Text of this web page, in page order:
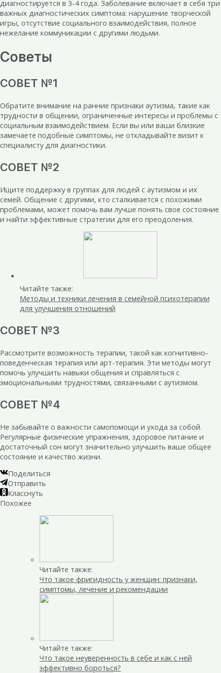
диагностируется в 3-4 года. Заболевание включает в себя три
важных диагностических симптома: нарушение творческой
игры, отсутствие социального взаимодействия, полное
нежелание коммуникации с другими людьми.
Советы
СОВЕТ №1
Обратите внимание на ранние признаки аутизма, такие как
трудности в общении, ограниченные интересы и проблемы с
социальным взаимодействием. Если вы или ваши близкие
замечаете подобные симптомы, не откладывайте визит к
специалисту для диагностики.
СОВЕТ №2
Ищите поддержку в группах для людей с аутизмом и их
семей. Общение с другими, кто сталкивается с похожими
проблемами, может помочь вам лучше понять свое состояние
и найти эффективные стратегии для его преодоления.
Читайте также:
Методы и техники лечения в семейной психотерапии
для улучшения отношений
СОВЕТ №3
Рассмотрите возможность терапии, такой как когнитивно-
поведенческая терапия или арт-терапия. Эти методы могут
помочь улучшить навыки общения и справляться с
эмоциональными трудностями, связанными с аутизмом.
СОВЕТ №4
Не забывайте о важности самопомощи и ухода за собой.
Регулярные физические упражнения, здоровое питание и
достаточный сон могут значительно улучшить ваше общее
состояние и качество жизни.
Поделиться
Отправить
Класснуть
Похожее
Читайте также:
Что такое фригидность у женщин: признаки,
симптомы, лечение и рекомендации
Читайте также:
Что такое неуверенность в себе и как с ней
эффективно бороться?